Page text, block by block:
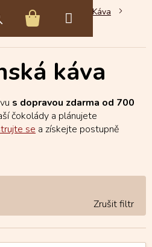
NÁKUPNÍ
KOŠÍK
speciality Káva
káva
s dopravou zdarma od 700
čokolády a plánujete
se a získejte postupně